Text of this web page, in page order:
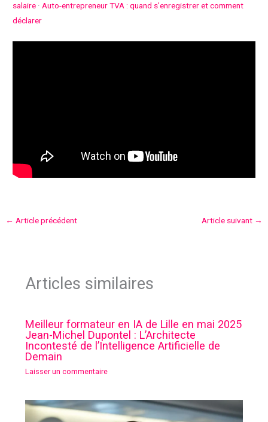
salaire · Auto-entrepreneur TVA : quand s’enregistrer et comment
déclarer
← Article précédent Article suivant →
Articles similaires
Meilleur formateur en IA de Lille en mai 2025
Jean-Michel Dupontel : L’Architecte
Incontesté de l’Intelligence Artificielle de
Demain
Laisser un commentaire